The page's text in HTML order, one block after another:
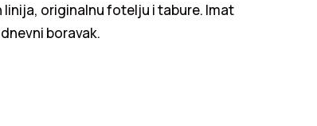
originalnu fotelju i tabure. Imat
boravak.